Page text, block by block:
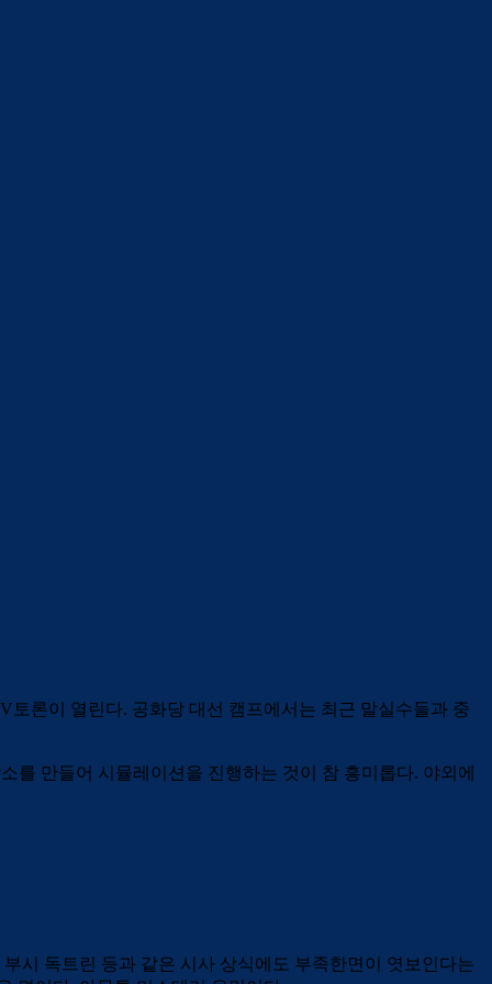
론이 열린다. 공화당 대선 캠프에서는 최근 말실수들과 중
를 만들어 시뮬레이션을 진행하는 것이 참 흥미롭다. 야외에
시 독트린 등과 같은 시사 상식에도 부족한면이 엿보인다는